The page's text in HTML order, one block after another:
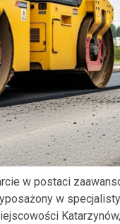
w postaci
w